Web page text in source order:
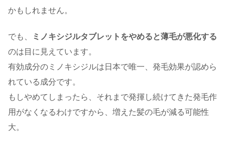
かもしれません。
でも、
ミノキシジルタブレットをやめると薄毛が悪化する
のは目に見えています。
有効成分のミノキシジルは日本で唯一、発毛効果が認めら
れている成分です。
もしやめてしまったら、それまで発揮し続けてきた発毛作
用がなくなるわけですから、増えた髪の毛が減る可能性
大。